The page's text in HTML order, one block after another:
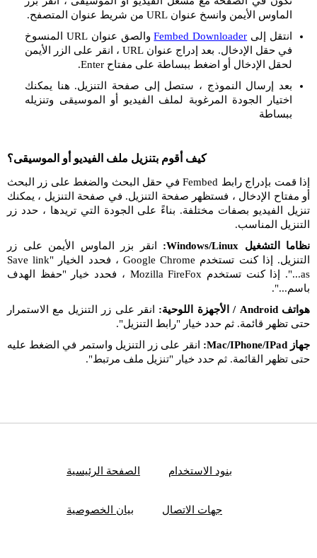
الماوس الأيمن وانسخ عنوان URL من شريط عنوان المتصفح.
انتقل إلى Fembed Downloader
والصق عنوان URL المنسوخ
في حقل الإدخال. بعد إدراج عنوان URL ، انقر على الزر الأيمن
لحقل الإدخال أو اضغط ببساطة على مفتاح Enter.
بعد إرسال النموذج ، ستصل إلى صفحة التنزيل. هنا يمكنك
اختيار الجودة المرغوبة لملف الفيديو أو الموسيقى وتنزيله
ببساطة
كيف أقوم بتنزيل ملف الفيديو أو الموسيقى؟
إذا قمت بإدراج رابط Fembed في حقل البحث والضغط على زر البحث
أو مفتاح الإدخال ، فستظهر صفحة التنزيل. في صفحة التنزيل ، يمكنك
تنزيل الفيديو بصفات مختلفة. بناءً على الجودة التي تريدها ، حدد زر
التنزيل المناسب.
نظاما التشغيل Windows/Linux:
انقر بزر الماوس الأيمن على زر
التنزيل. إذا كنت تستخدم Google Chrome ، فحدد الخيار "Save link
as...". إذا كنت تستخدم Mozilla FireFox ، فحدد خيار "حفظ الهدف
باسم...".
هواتف Android / الأجهزة اللوحية:
انقر على زر التنزيل مع الاستمرار
حتى تظهر قائمة. ثم حدد خيار "رابط التنزيل".
جهاز Mac/IPhone/IPad:
انقر على زر التنزيل واستمر في الضغط عليه
حتى تظهر القائمة. ثم حدد خيار "تنزيل ملف مرتبط".
الصفحة الرئيسية بنود الاستخدام
بيان الخصوصية جهات الاتصال